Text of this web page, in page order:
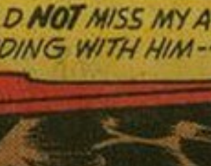
Comic-
eins zu